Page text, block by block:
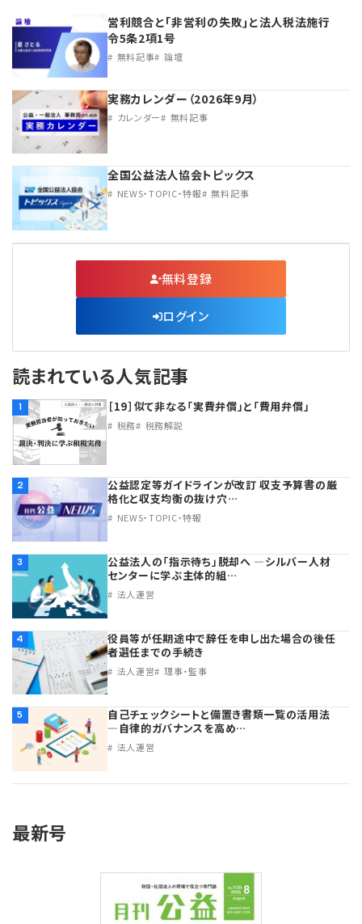
営利競合と｢非営利の失敗｣と法人税法施行
令5条2項1号
無料記事 論壇
実務カレンダー（2026年9月）
カレンダー 無料記事
全国公益法人協会トピックス
NEWS・TOPIC・特報 無料記事
無料登録
ログイン
読まれている人気記事
1 ［19］似て非なる「実費弁償」と「費用弁償」
税務 税務解説
2
公益認定等ガイドラインが改訂 収支予算書の厳
格化と収支均衡の抜け穴…
NEWS・TOPIC・特報
3
公益法人の「指示待ち」脱却へ ―シルバー人材
センターに学ぶ主体的組…
法人運営
4
役員等が任期途中で辞任を申し出た場合の後任
者選任までの手続き
法人運営 理事・監事
5
自己チェックシートと備置き書類一覧の活用法
―自律的ガバナンスを高め…
法人運営
最新号